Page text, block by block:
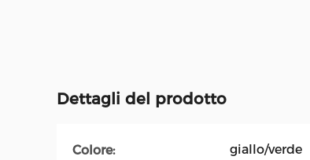
Dettagli del prodotto
Colore: giallo/verde